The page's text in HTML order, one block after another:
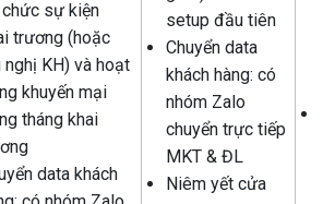
sự kiện
trương (hoặc
nghị KH) và hoạt
khuyến mại
tháng khai
data khách
setup đầu tiên
Chuyển data
khách hàng: có
nhóm Zalo
chuyển trực tiếp
MKT & ĐL
Niêm yết cửa